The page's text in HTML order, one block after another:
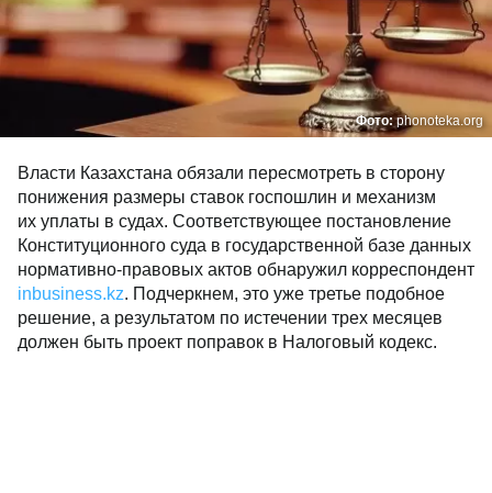
Фото:phonoteka.org
Власти Казахстана обязали пересмотреть в сторону
понижения размеры ставок госпошлин и механизм
их уплаты в судах. Соответствующее постановление
Конституционного суда в государственной базе данных
нормативно-правовых актов обнаружил корреспондент
inbusiness.kz. Подчеркнем, это уже третье подобное
решение, а результатом по истечении трех месяцев
должен быть проект поправок в Налоговый кодекс.